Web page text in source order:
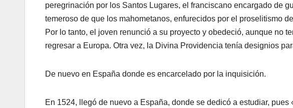
peregrinación por los Santos Lugares, el franciscano encargado de
temeroso de que los mahometanos, enfurecidos por el proselitismo
Por lo tanto, el joven renunció a su proyecto y obedeció, aunque no
regresar a Europa. Otra vez, la Divina Providencia tenía designios
De nuevo en España donde es encarcelado por la inquisición.
En 1524, llegó de nuevo a España, donde se dedicó a estudiar,